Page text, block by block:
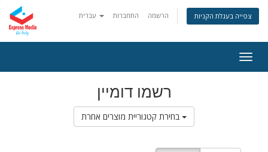
התחברות הרשמה צפייה בעגלת הקניות
רשמו דומיין